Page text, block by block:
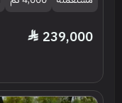
239,000